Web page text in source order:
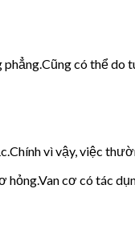
có thể do
vì vậy, việc
hỏng.Van cơ có tác